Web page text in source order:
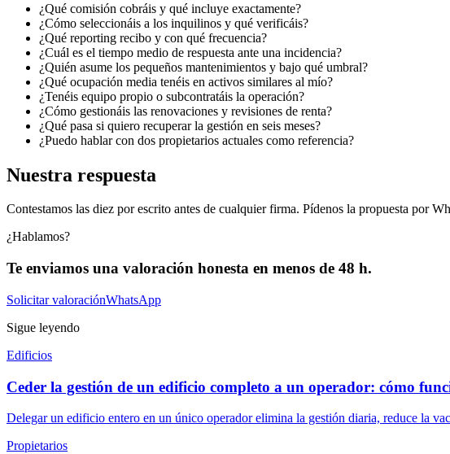
¿Qué comisión cobráis y qué incluye exactamente?
¿Cómo seleccionáis a los inquilinos y qué verificáis?
¿Qué reporting recibo y con qué frecuencia?
¿Cuál es el tiempo medio de respuesta ante una incidencia?
¿Quién asume los pequeños mantenimientos y bajo qué umbral?
¿Qué ocupación media tenéis en activos similares al mío?
¿Tenéis equipo propio o subcontratáis la operación?
¿Cómo gestionáis las renovaciones y revisiones de renta?
¿Qué pasa si quiero recuperar la gestión en seis meses?
¿Puedo hablar con dos propietarios actuales como referencia?
Nuestra respuesta
Contestamos las diez por escrito antes de cualquier firma. Pídenos la propuesta por
¿Hablamos?
Te enviamos una valoración honesta en menos de 48 h.
Solicitar valoraciónWhatsApp
Sigue leyendo
Edificios
Ceder la gestión de un edificio completo a un operador: cómo
Delegar un edificio entero en un único operador elimina la gestión diaria, reduce la
Propietarios